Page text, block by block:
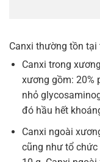
Canxi thường tồn
Canxi trong
xương gồm: 20%
nhỏ
đó hầu hết
Canxi ngoài
cũng như tổ